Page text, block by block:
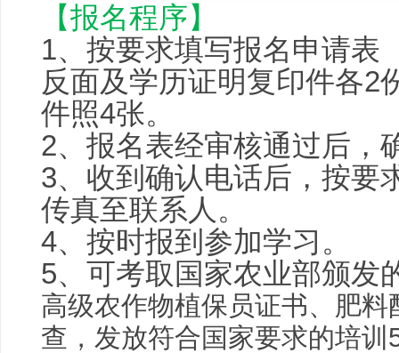
【报名程序】
1、按要求填写报名申请表
反面及学历证明复印件各2
件照4张。
2、报名表经审核通过后，
3、收到确认电话后，按要
传真至联系人。
4、按时报到参加学习。
5、可考取国家农业部颁发
高级农作物植保员证书、肥
查，发放符合国家要求的培